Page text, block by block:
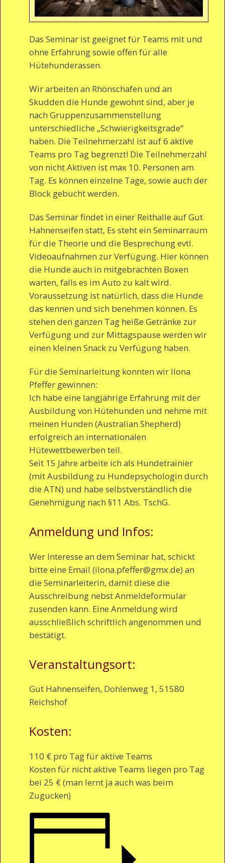
Das Seminar ist geeignet für Teams mit und
ohne Erfahrung sowie offen für alle
Hütehunderassen.
Wir arbeiten an Rhönschafen und an
Skudden die Hunde gewohnt sind, aber je
nach Gruppenzusammenstellung
unterschiedliche „Schwierigkeitsgrade“
haben. Die Teilnehmerzahl ist auf 6 aktive
Teams pro Tag begrenzt! Die Teilnehmerzahl
von nicht Aktiven ist max 10. Personen am
Tag. Es können einzelne Tage, sowie auch der
Block gebucht werden.
Das Seminar findet in einer Reithalle auf Gut
Hahnenseifen statt, Es steht ein Seminarraum
für die Theorie und die Besprechung evtl.
Videoaufnahmen zur Verfügung. Hier können
die Hunde auch in mitgebrachten Boxen
warten, falls es im Auto zu kalt wird.
Voraussetzung ist natürlich, dass die Hunde
das kennen und sich benehmen können. Es
stehen den ganzen Tag heiße Getränke zur
Verfügung und zur Mittagspause werden wir
einen kleinen Snack zu Verfügung haben.
Für die Seminarleitung konnten wir Ilona
Pfeffer gewinnen:
Ich habe eine langjährige Erfahrung mit der
Ausbildung von Hütehunden und nehme mit
meinen Hunden (Australian Shepherd)
erfolgreich an internationalen
Hütewettbewerben teil.
Seit 15 Jahre arbeite ich als Hundetrainier
(mit Ausbildung zu Hundepsychologin durch
die ATN) und habe selbstverständlich die
Genehmigung nach §11 Abs. TschG.
Anmeldung und Infos:
Wer Interesse an dem Seminar hat, schickt
bitte eine Email (ilona.pfeffer@gmx.de) an
die Seminarleiterin, damit diese die
Ausschreibung nebst Anmeldeformular
zusenden kann. Eine Anmeldung wird
ausschließlich schriftlich angenommen und
bestätigt.
Veranstaltungsort:
Gut Hahnenseifen, Dohlenweg 1, 51580
Reichshof
Kosten:
110 € pro Tag für aktive Teams
Kosten für nicht aktive Teams liegen pro Tag
bei 25 € (man lernt ja auch was beim
Zugucken)